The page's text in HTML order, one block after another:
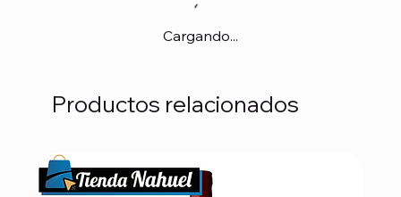
Cargando...
Productos relacionados